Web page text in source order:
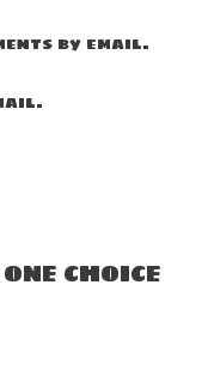
by email.
CHOICE